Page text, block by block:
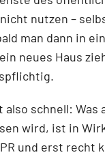
nutzen –
man dann in
neues Haus
also schnell: Was
wird, ist in
und erst recht